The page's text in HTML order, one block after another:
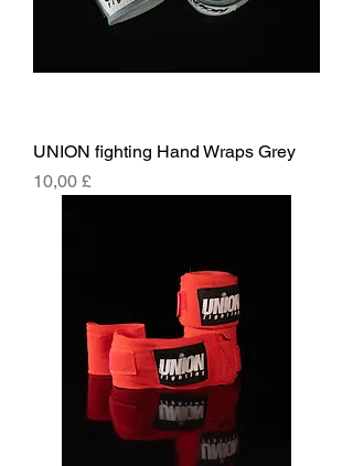
UNION fighting Hand Wraps Grey
Prezzo
10,00 £